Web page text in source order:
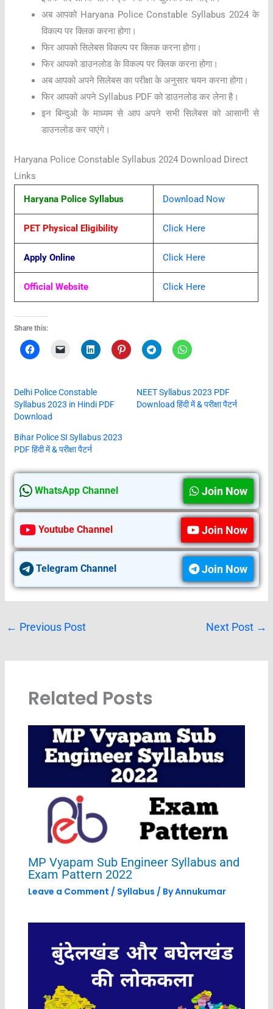
अब आपको Haryana Police Constable Syllabus 2024 के
विकल्प पर क्लिक करना होगा।
फिर आपको सिलेबस विकल्प पर क्लिक करना होगा।
फिर आपको डाउनलोड के विकल्प पर क्लिक करना होगा।
अब आपको अपने सिलेबस का परीक्षा के अनुसार चयन करना होगा।
फिर आपको अपने Syllabus PDF को डाउनलोड कर लेना है।
इन बिन्दुओ के माध्यम से आप अपने सभी सिलेबस को आसानी से
डाउनलोड कर पाएंगे।
Haryana Police Constable Syllabus 2024 Download Direct
Links
Haryana Police Syllabus Download Now
PET Physical Eligibility Click Here
Apply Online Click Here
Official Website Click Here
Share this:
Delhi Police Constable
Syllabus 2023 in Hindi PDF
Download
NEET Syllabus 2023 PDF
Download हिंदी में & परीक्षा पैटर्न
Bihar Police SI Syllabus 2023
PDF हिंदी में & परीक्षा पैटर्न
WhatsApp Channel Join Now
Youtube Channel Join Now
Telegram Channel Join Now
← Previous Post Next Post →
Related Posts
MP Vyapam Sub Engineer Syllabus and
Exam Pattern 2022
Leave a Comment / Syllabus / ByAnnukumar